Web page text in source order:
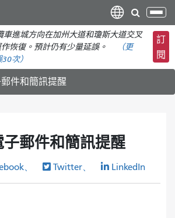
主
要
容
切
換
導
航
車進城方向在加州大道和瓊斯大道交叉
恢復。預計仍有少量延誤。
（更
次）
訂
閱
件和簡訊提醒
郵件和簡訊提醒
、 Twitter、 LinkedIn